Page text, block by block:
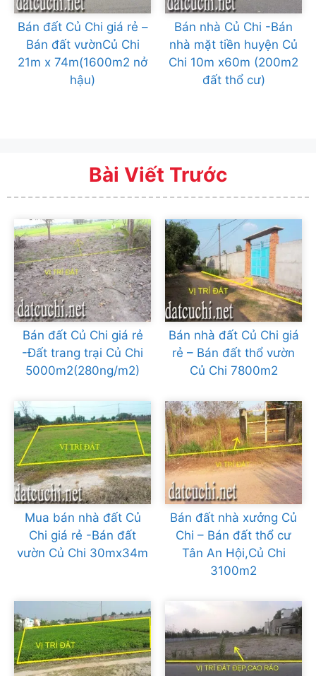
Bán đất Củ Chi giá rẻ –
Bán đất vườnCủ Chi
21m x 74m(1600m2 nở
hậu)
Bán nhà Củ Chi -Bán
nhà mặt tiền huyện Củ
Chi 10m x60m (200m2
đất thổ cư)
Bài Viết Trước
Bán đất Củ Chi giá rẻ
-Đất trang trại Củ Chi
5000m2(280ng/m2)
Bán nhà đất Củ Chi giá
rẻ – Bán đất thổ vườn
Củ Chi 7800m2
Mua bán nhà đất Củ
Chi giá rẻ -Bán đất
vườn Củ Chi 30mx34m
Bán đất nhà xưởng Củ
Chi – Bán đất thổ cư
Tân An Hội,Củ Chi
3100m2